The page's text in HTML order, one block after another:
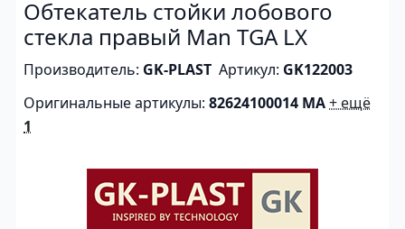
Обтекатель стойки лобового
стекла правый Man TGA LX
Производитель: GK-PLAST Артикул: GK122003
Оригинальные артикулы: 82624100014 MA+ ещё
1